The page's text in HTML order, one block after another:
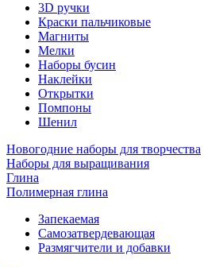
3D ручки
Краски пальчиковые
Магниты
Мелки
Наборы бусин
Наклейки
Открытки
Помпоны
Шенил
Новогодние наборы для творчества
Наборы для выращивания
Глина
Полимерная глина
Запекаемая
Самозатвердевающая
Размягчители и добавки